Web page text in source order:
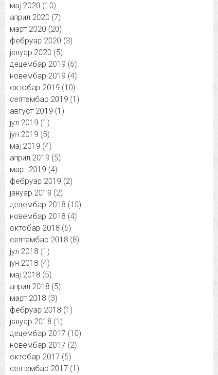
мај 2020 (10)
април 2020 (7)
март 2020 (20)
фебруар 2020 (3)
јануар 2020 (5)
децембар 2019 (6)
новембар 2019 (4)
октобар 2019 (10)
септембар 2019 (1)
август 2019 (1)
јул 2019 (1)
јун 2019 (5)
мај 2019 (4)
април 2019 (5)
март 2019 (4)
фебруар 2019 (2)
јануар 2019 (2)
децембар 2018 (10)
новембар 2018 (4)
октобар 2018 (5)
септембар 2018 (8)
јул 2018 (1)
јун 2018 (4)
мај 2018 (5)
април 2018 (5)
март 2018 (3)
фебруар 2018 (1)
јануар 2018 (1)
децембар 2017 (10)
новембар 2017 (2)
октобар 2017 (5)
септембар 2017 (1)